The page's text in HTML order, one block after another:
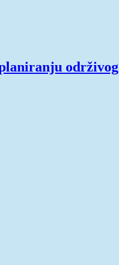
održivog